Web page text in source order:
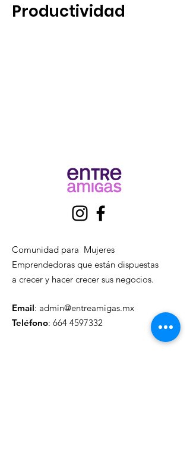
Productividad
Comunidad para Mujeres
Emprendedoras que están dispuestas
a crecer y hacer crecer sus negocios.
Email: admin@entreamigas.mx
Teléfono: 664 4597332